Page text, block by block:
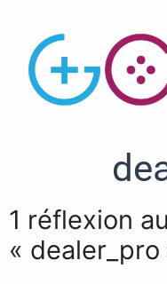
1 réflexion
« dealer_pro